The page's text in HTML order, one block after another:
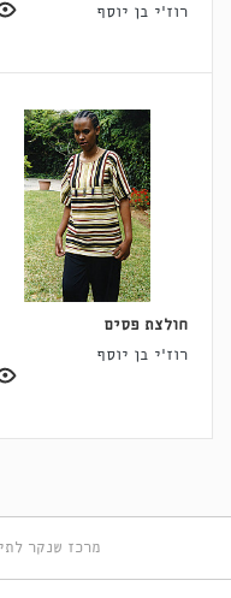
רוז'י בן יוסף
חולצת פסים
רוז'י בן יוסף
מרכז שנקר